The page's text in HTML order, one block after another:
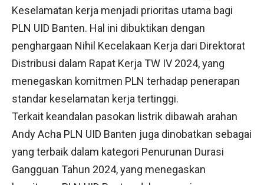
Keselamatan kerja menjadi prioritas utama bagi
PLN UID Banten. Hal ini dibuktikan dengan
penghargaan Nihil Kecelakaan Kerja dari Direktorat
Distribusi dalam Rapat Kerja TW IV 2024, yang
menegaskan komitmen PLN terhadap penerapan
standar keselamatan kerja tertinggi.
Terkait keandalan pasokan listrik dibawah arahan
Andy Acha PLN UID Banten juga dinobatkan sebagai
yang terbaik dalam kategori Penurunan Durasi
Gangguan Tahun 2024, yang menegaskan